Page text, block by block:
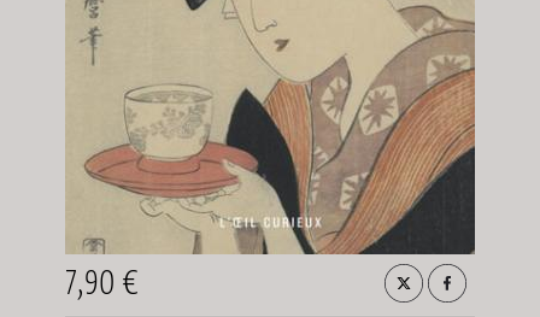
7,90 €